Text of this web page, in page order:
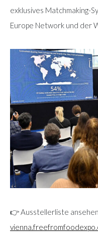
exklusives Matchmaking-
Europe Network und der
👉 Ausstellerliste